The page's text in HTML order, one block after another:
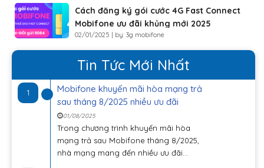
Cách đăng ký gói cước 4G Fast Connect
Mobifone ưu đãi khủng mới 2025
02/01/2025 | by: 3g mobifone
Tin Tức Mới Nhất
1
Mobifone khuyến mãi hòa mạng trả
sau tháng 8/2025 nhiều ưu đãi
01/08/2025
Trong chương trình khuyến mãi hòa
mạng trả sau Mobifone tháng 8/2025,
nhà mạng mang đến nhiều ưu đãi...